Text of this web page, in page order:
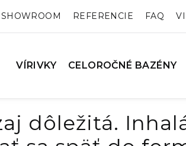
SHOWROOM REFERENCIE FAQ
VÍRIVKY CELOROČNÉ BAZÉNY
dôležitá.